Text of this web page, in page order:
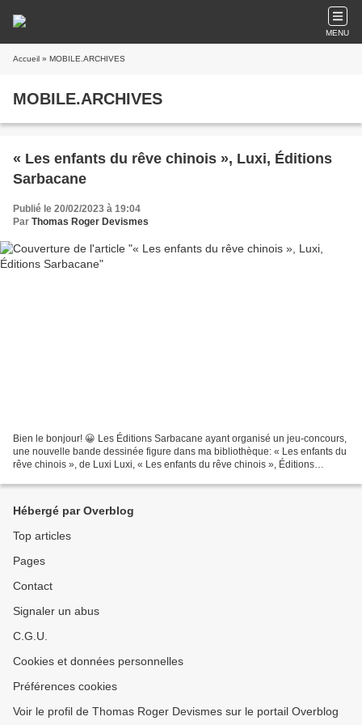
MENU
Accueil » MOBILE.ARCHIVES
MOBILE.ARCHIVES
« Les enfants du rêve chinois », Luxi, Éditions
Sarbacane
Publié le 20/02/2023 à 19:04
Par Thomas Roger Devismes
Bien le bonjour! 😀 Les Éditions Sarbacane ayant organisé un jeu-concours,
une nouvelle bande dessinée figure dans ma bibliothèque: « Les enfants du
rêve chinois », de Luxi Luxi, « Les enfants du rêve chinois », Éditions
Hébergé par Overblog
Top articles
Pages
Contact
Signaler un abus
C.G.U.
Cookies et données personnelles
Préférences cookies
Voir le profil de Thomas Roger Devismes sur le portail Overblog